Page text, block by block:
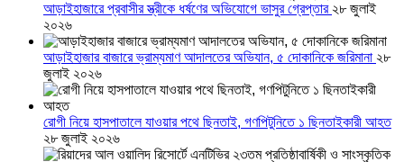
আড়াইহাজারে প্রবাসীর স্ত্রীকে ধর্ষণের অভিযোগে ভাসুর গ্রেপ্তার ২৮ জুলাই
২০২৬
আড়াইহাজার বাজারে ভ্রাম্যমাণ আদালতের অভিযান, ৫ দোকানিকে জরিমানা ২৮
জুলাই ২০২৬
রোগী নিয়ে হাসপাতালে যাওয়ার পথে ছিনতাই, গণপিটুনিতে ১ ছিনতাইকারী আহত
২৮ জুলাই ২০২৬